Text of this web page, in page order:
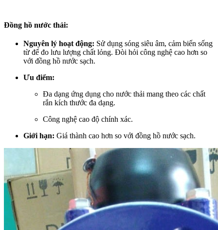
Đồng hồ nước thải:
Nguyên lý hoạt động: Sử dụng sóng siêu âm, cảm biến sống
từ để đo lưu lượng chất lỏng. Đòi hỏi công nghệ cao hơn so
với đồng hồ nước sạch.
Ưu điểm:
Đa dạng ứng dụng cho nước thải mang theo các chất
rắn kích thước đa dạng.
Công nghệ cao độ chính xác.
Giới hạn: Giá thành cao hơn so với đồng hồ nước sạch.